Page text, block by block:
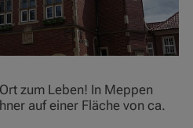
zum Leben! In Meppen
auf einer Fläche von ca.